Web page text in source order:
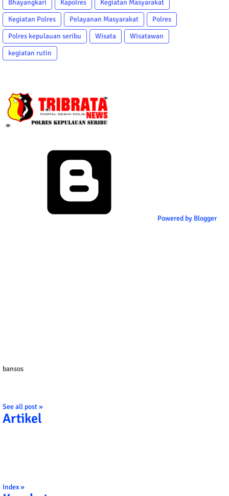
Bhayangkari Kapolres
Kegiatan Masyarakat
Kegiatan Polres
Pelayanan Masyarakat
Polres
Polres kepulauan seribu
Wisata
Wisatawan
kegiatan rutin
Powered by Blogger
bansos
See all post »
Artikel
Index »